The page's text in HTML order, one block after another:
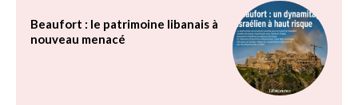
Beaufort : le patrimoine libanais à
nouveau menacé